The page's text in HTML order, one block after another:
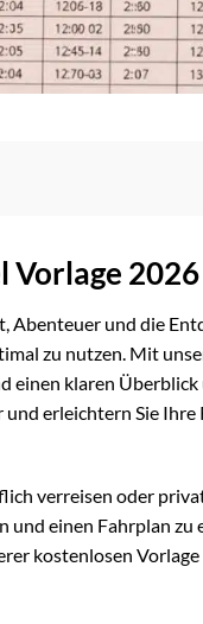
Vorlage
Abenteuer und die
zu nutzen. Mit
einen klaren
erleichtern Sie
verreisen oder
und einen Fahrplan
kostenlosen